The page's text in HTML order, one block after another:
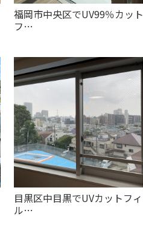
福岡市中央区でUV99％カット
フ…
目黒区中目黒でUVカットフィ
ル…